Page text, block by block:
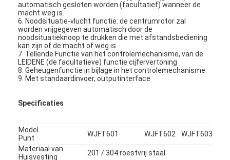
automatisch gesloten worden (facultatief) wanneer de
macht weg is.
6. Noodsituatie-vlucht functie: de centrumrotor zal
worden vrijgegeven automatisch door de
noodsituatieknoop te drukken die met afstandsbediening
kan zijn of de macht of weg is.
7. Tellende Functie van het controlemechanisme, van de
LEIDENE (de facultatieve) functie cijfervertoning
8. Geheugenfunctie in bijlage in het controlemechanisme
9. Met standaardinvoer, outputinterface
Specificaties
Model
Punt
WJFT601 WJFT602 WJFT603
Materiaal van
Huisvesting
201 / 304 roestvrij staal